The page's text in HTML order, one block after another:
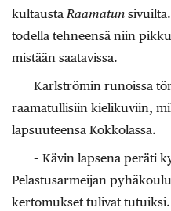
kultausta Raamatun
todella tehneensä niin
mistään saatavissa.
Karlströmin runoissa
raamatullisiin kielikuviin,
lapsuuteensa Kokkolassa.
– Kävin lapsena peräti
Pelastusarmeijan
kertomukset tulivat